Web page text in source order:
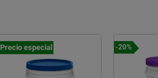
Precio especial -20%